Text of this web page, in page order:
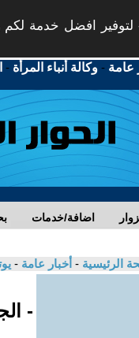
لتوفير افضل خدمة لكم
عامة -وكالة أنباء المرأة -
اضافة/خدمات
الرئيسية - أخبار عامة -
-